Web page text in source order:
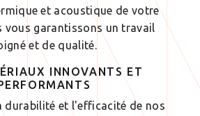
et acoustique de votre
vous garantissons un travail
et de qualité.
INNOVANTS ET
durabilité et l'efficacité de nos